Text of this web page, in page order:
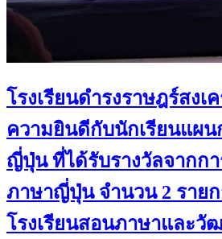
โรงเรียนดำรงราษฎร์สงเ
ความยินดีกับนักเรียนแผน
ญี่ปุ่น ที่ได้รับรางวัลจากก
ภาษาญี่ปุ่น จำนวน 2 ราย
โรงเรียนสอนภาษาและ